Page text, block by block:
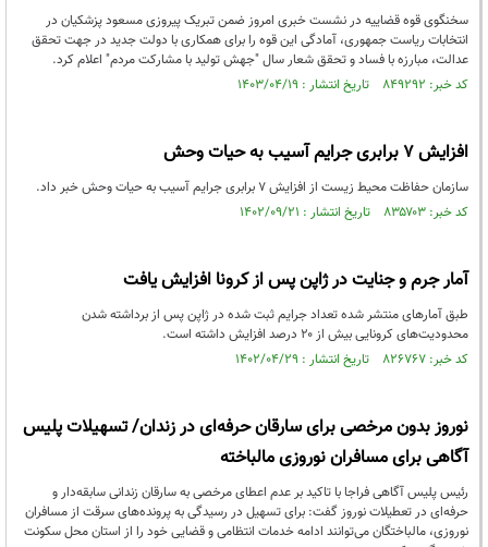
سخنگوی قوه قضاییه در نشست خبری امروز ضمن تبریک پیروزی مسعود پزشکیان در
انتخابات ریاست جمهوری، آمادگی این قوه را برای همکاری با دولت جدید در جهت تحقق
عدالت، مبارزه با فساد و تحقق شعار سال "جهش تولید با مشارکت مردم" اعلام کرد.
کد خبر: ۸۴۹۲۹۲ تاریخ انتشار : ۱۴۰۳/۰۴/۱۹
افزایش ۷ برابری جرایم آسیب به حیات وحش
سازمان حفاظت محیط زیست از افزایش 7 برابری جرایم آسیب به حیات وحش خبر داد.
کد خبر: ۸۳۵۷۰۳ تاریخ انتشار : ۱۴۰۲/۰۹/۲۱
آمار جرم و جنایت در ژاپن پس از کرونا افزایش یافت
طبق آمار‌های منتشر شده تعداد جرایم ثبت شده در ژاپن پس از برداشته شدن
محدودیت‌های کرونایی بیش از ۲۰ درصد افزایش داشته است.
کد خبر: ۸۲۶۷۶۷ تاریخ انتشار : ۱۴۰۲/۰۴/۲۹
نوروز بدون مرخصی برای سارقان حرفه‌ای در زندان/ تسهیلات پلیس
آگاهی برای مسافران نوروزی مالباخته
رئیس پلیس آگاهی فراجا با تاکید بر عدم اعطای مرخصی به سارقان زندانی سابقه‌دار و
حرفه‌ای در تعطیلات نوروز گفت: برای تسهیل در رسیدگی به پرونده‌های سرقت از مسافران
نوروزی، مالباختگان می‌توانند ادامه خدمات انتظامی و قضایی خود را از استان محل سکونت